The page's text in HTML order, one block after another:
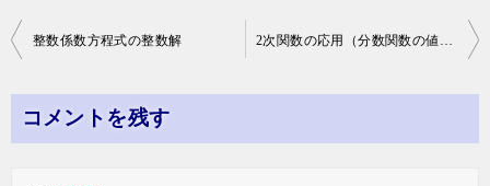
投
ナ
ビ
整数係数方程式の整数解 2次関数の応用（分数関数の値域）
コメントを残す